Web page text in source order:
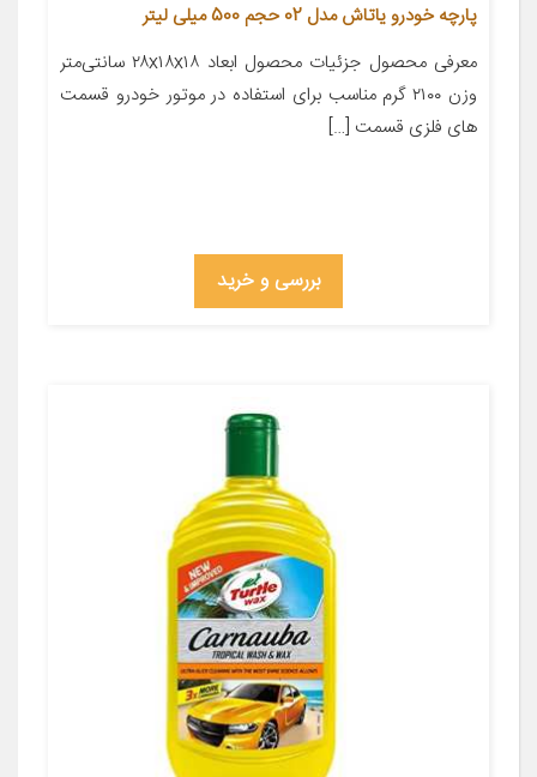
پارچه خودرو یاتاش مدل 02 حجم 500 میلی لیتر
معرفی محصول جزئیات محصول ابعاد ۲۸x۱۸x۱۸ سانتی‌متر
وزن ۲۱۰۰ گرم مناسب برای استفاده در موتور خودرو قسمت
های فلزی قسمت‌ […]
بررسی و خرید